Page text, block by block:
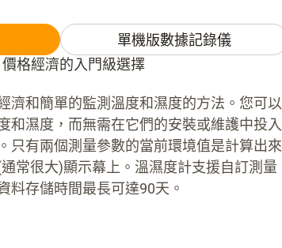
單機版數據記錄儀
格經濟的入門級選擇
濟和簡單的監測溫度和濕度的方法。您可以
和濕度，而無需在它們的安裝或維護中投入
只有兩個測量參數的當前環境值是計算出來
常很大)顯示幕上。溫濕度計支援自訂測量
料存儲時間最長可達90天。